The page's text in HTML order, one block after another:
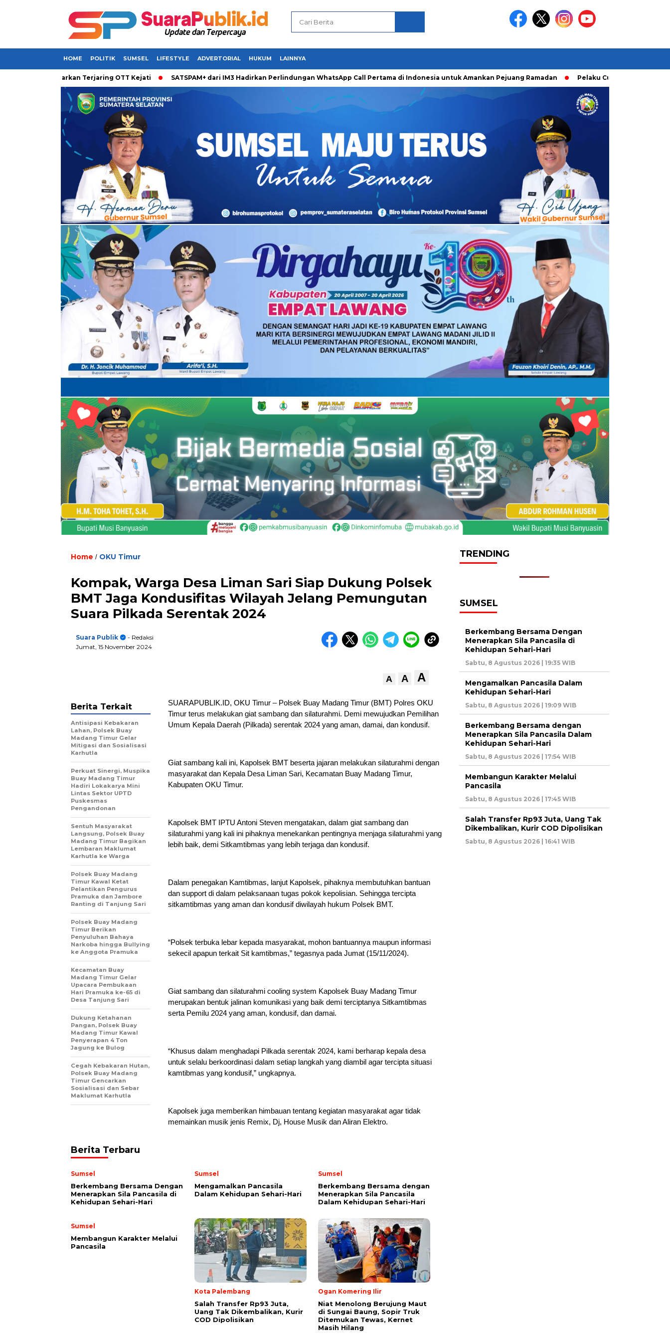
HOME POLITIK SUMSEL LIFESTYLE ADVERTORIAL HUKUM LAINNYA
Dikabarkan Terjaring OTT Kejati SATSPAM+ dari IM3 Hadirkan Perlindungan WhatsApp Call Pertama di Indonesia untuk Amankan Pejuang Ramadan Pelaku Curanmor diringkusi Unit
Home / OKU Timur
Kompak, Warga Desa Liman Sari Siap Dukung Polsek
BMT Jaga Kondusifitas Wilayah Jelang Pemungutan
Suara Pilkada Serentak 2024
Suara Publik
- Redaksi
Jumat, 15 November 2024
A A A
SUARAPUBLIK.ID, OKU Timur – Polsek Buay Madang Timur (BMT) Polres OKU
Timur terus melakukan giat sambang dan silaturahmi. Demi mewujudkan Pemilihan
Umum Kepala Daerah (Pilkada) serentak 2024 yang aman, damai, dan kondusif.
Giat sambang kali ini, Kapolsek BMT beserta jajaran melakukan silaturahmi dengan
masyarakat dan Kepala Desa Liman Sari, Kecamatan Buay Madang Timur,
Kabupaten OKU Timur.
Kapolsek BMT IPTU Antoni Steven mengatakan, dalam giat sambang dan
silaturahmi yang kali ini pihaknya menekankan pentingnya menjaga silaturahmi yang
lebih baik, demi Sitkamtibmas yang lebih terjaga dan kondusif.
Dalam penegakan Kamtibmas, lanjut Kapolsek, pihaknya membutuhkan bantuan
dan support di dalam pelaksanaan tugas pokok kepolisian. Sehingga tercipta
sitkamtibmas yang aman dan kondusif diwilayah hukum Polsek BMT.
“Polsek terbuka lebar kepada masyarakat, mohon bantuannya maupun informasi
sekecil apapun terkait Sit kamtibmas,” tegasnya pada Jumat (15/11/2024).
Giat sambang dan silaturahmi cooling system Kapolsek Buay Madang Timur
merupakan bentuk jalinan komunikasi yang baik demi terciptanya Sitkamtibmas
serta Pemilu 2024 yang aman, kondusif, dan damai.
“Khusus dalam menghadapi Pilkada serentak 2024, kami berharap kepala desa
untuk selalu berkoordinasi dalam setiap langkah yang diambil agar tercipta situasi
kamtibmas yang kondusif,” ungkapnya.
Kapolsek juga memberikan himbauan tentang kegiatan masyarakat agar tidak
memainkan musik jenis Remix, Dj, House Musik dan Aliran Elektro.
Berita Terkait
Antisipasi Kebakaran
Lahan, Polsek Buay
Madang Timur Gelar
Mitigasi dan Sosialisasi
Karhutla
Perkuat Sinergi, Muspika
Buay Madang Timur
Hadiri Lokakarya Mini
Lintas Sektor UPTD
Puskesmas
Pengandonan
Sentuh Masyarakat
Langsung, Polsek Buay
Madang Timur Bagikan
Lembaran Maklumat
Karhutla ke Warga
Polsek Buay Madang
Timur Kawal Ketat
Pelantikan Pengurus
Pramuka dan Jambore
Ranting di Tanjung Sari
Polsek Buay Madang
Timur Berikan
Penyuluhan Bahaya
Narkoba hingga Bullying
ke Anggota Pramuka
Kecamatan Buay
Madang Timur Gelar
Upacara Pembukaan
Hari Pramuka ke-65 di
Desa Tanjung Sari
Dukung Ketahanan
Pangan, Polsek Buay
Madang Timur Kawal
Penyerapan 4 Ton
Jagung ke Bulog
Cegah Kebakaran Hutan,
Polsek Buay Madang
Timur Gencarkan
Sosialisasi dan Sebar
Maklumat Karhutla
Berita Terbaru
Sumsel
Berkembang Bersama Dengan
Menerapkan Sila Pancasila di
Kehidupan Sehari-Hari
Sumsel
Mengamalkan Pancasila
Dalam Kehidupan Sehari-Hari
Sumsel
Berkembang Bersama dengan
Menerapkan Sila Pancasila
Dalam Kehidupan Sehari-Hari
Sumsel
Membangun Karakter Melalui
Pancasila
Kota Palembang
Salah Transfer Rp93 Juta,
Uang Tak Dikembalikan, Kurir
COD Dipolisikan
Ogan Komering Ilir
Niat Menolong Berujung Maut
di Sungai Baung, Sopir Truk
Ditemukan Tewas, Kernet
Masih Hilang
TRENDING
SUMSEL
Berkembang Bersama Dengan
Menerapkan Sila Pancasila di
Kehidupan Sehari-Hari
Sabtu, 8 Agustus 2026 | 19:35 WIB
Mengamalkan Pancasila Dalam
Kehidupan Sehari-Hari
Sabtu, 8 Agustus 2026 | 19:09 WIB
Berkembang Bersama dengan
Menerapkan Sila Pancasila Dalam
Kehidupan Sehari-Hari
Sabtu, 8 Agustus 2026 | 17:54 WIB
Membangun Karakter Melalui
Pancasila
Sabtu, 8 Agustus 2026 | 17:45 WIB
Salah Transfer Rp93 Juta, Uang Tak
Dikembalikan, Kurir COD Dipolisikan
Sabtu, 8 Agustus 2026 | 16:41 WIB